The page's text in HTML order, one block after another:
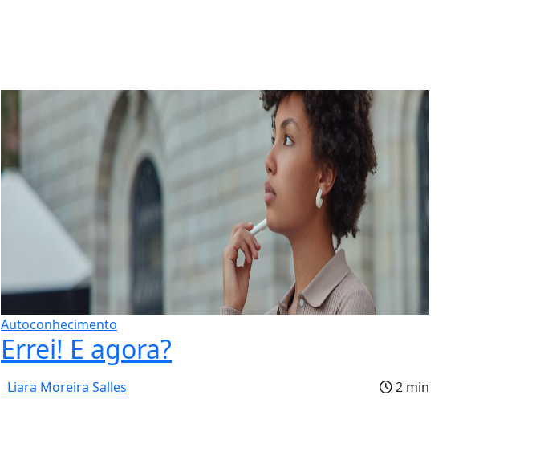
Autoconhecimento
Errei! E agora?
Liara Moreira Salles 2 min